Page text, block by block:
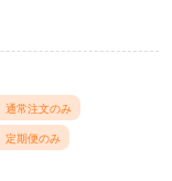
通常注文のみ
定期便のみ